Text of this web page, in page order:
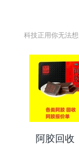
科技正用你无法
阿胶回收